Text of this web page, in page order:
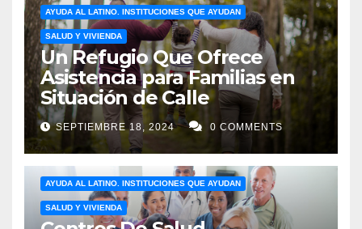
AYUDA AL LATINO. INSTITUCIONES QUE AYUDAN
SALUD Y VIVIENDA
Un Refugio Que Ofrece
Asistencia para Familias en
Situación de Calle
SEPTIEMBRE 18, 2024 0 COMMENTS
AYUDA AL LATINO. INSTITUCIONES QUE AYUDAN
SALUD Y VIVIENDA